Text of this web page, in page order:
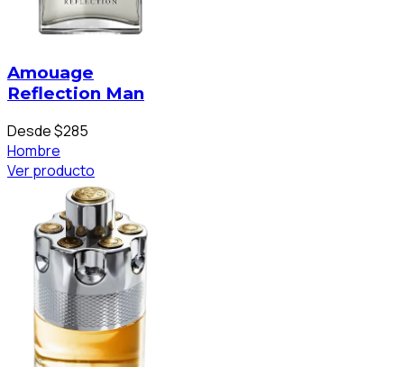
Amouage
Reflection Man
Desde $285
Hombre
Ver producto